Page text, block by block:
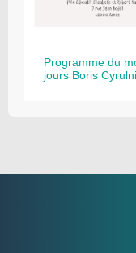
Programme du
jours Boris